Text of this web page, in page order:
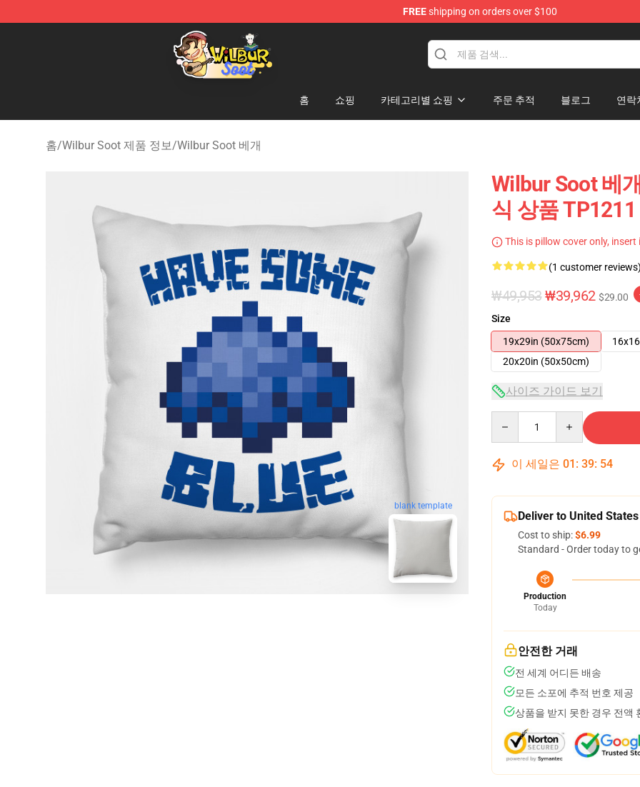
FREEshipping on orders over $100
Wilbur Soot Shop - Official Wilbur Soot Merchandise Store
홈 쇼핑 카테고리별 쇼핑 주문 추적 블로그 연락
홈/Wilbur Soot 제품 정보/Wilbur Soot 베개
blank template
Wilbur Soot 베
식 상품 TP1211
This is pillow cover only,
(1 customer
₩49,953 ₩39,962 $29.00
Size
19x29in (50x75cm)
20x20in (50x50cm)
사이즈 가이드 보기
이 세일은 01 : 39: 53
Deliver to United States
Cost to ship:$6.99
Standard - Order today to
Production
Today
안전한 거래
전 세계 어디든 배송
모든 소포에 추적 번호 제공
상품을 받지 못한 경우 전액